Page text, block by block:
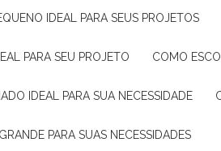
IDEAL PARA SEUS PROJETOS
PARA SEU PROJETO COMO
IDEAL PARA SUA NECESSIDADE
PARA SUAS NECESSIDADES